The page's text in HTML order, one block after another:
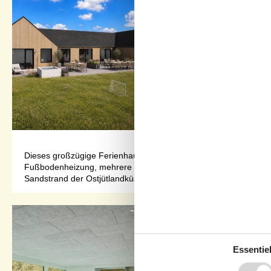
Dieses großzügige Ferienhaus in Bønnerup Strand bietet auf
Fußbodenheizung, mehrere Badezimmer und praktische
Sandstrand der Ostjütlandküst...